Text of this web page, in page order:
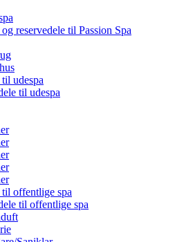
reservedele til Passion Spa
udespa
til udespa
offentlige spa
til offentlige spa